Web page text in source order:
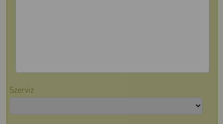
Szerviz